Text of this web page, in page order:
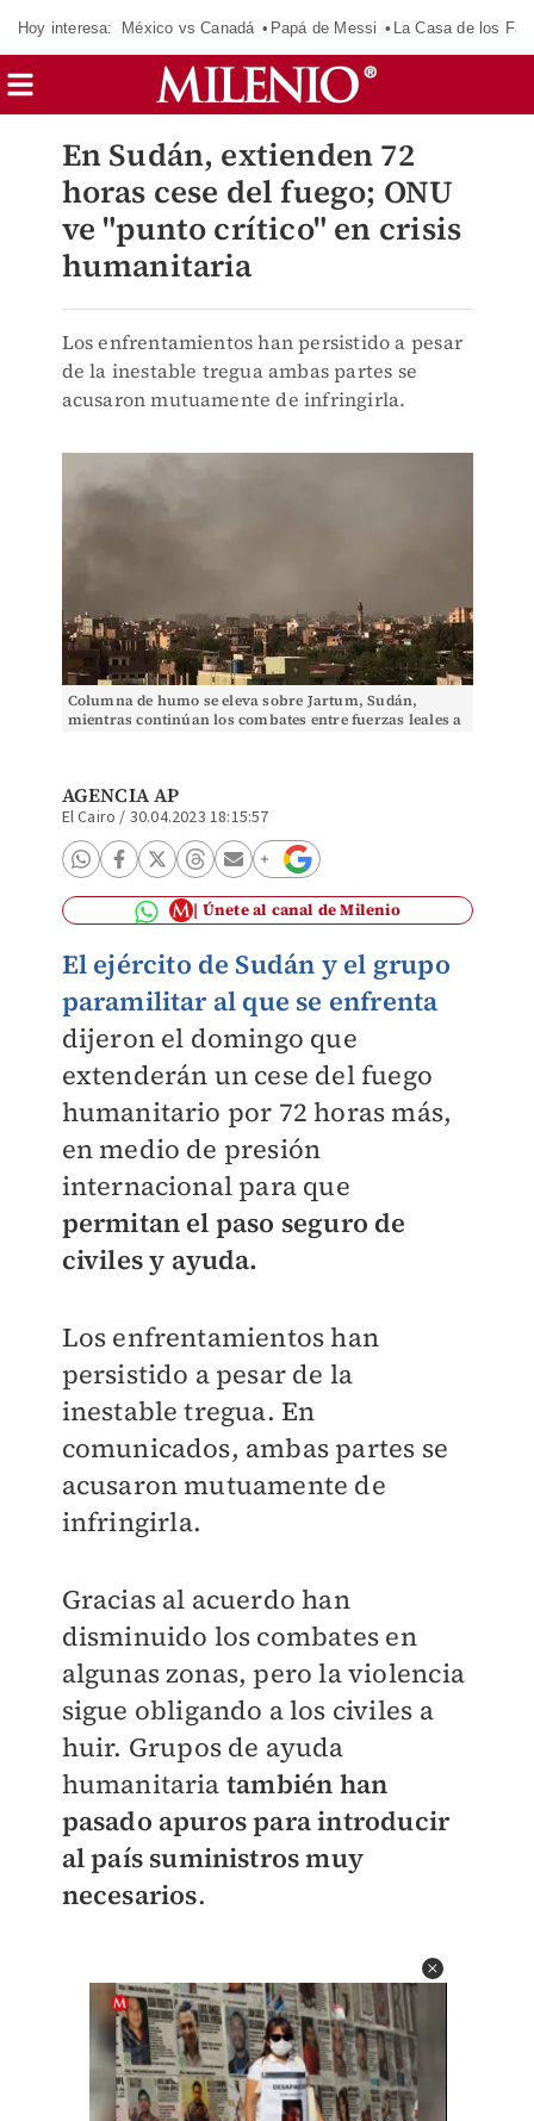
Hoy interesa: México vs Canadá Papá de Messi La Casa de los
En Sudán, extienden 72
horas cese del fuego; ONU
ve "punto crítico" en crisis
humanitaria
Los enfrentamientos han persistido a pesar
de la inestable tregua ambas partes se
acusaron mutuamente de infringirla.
Columna de humo se eleva sobre Jartum, Sudán,
mientras continúan los combates entre fuerzas leales a
AGENCIA AP
El Cairo / 30.04.2023 18:15:57
Únete al canal de Milenio
El ejército de Sudán y el grupo
paramilitar al que se enfrenta
dijeron el domingo que
extenderán un cese del fuego
humanitario por 72 horas más,
en medio de presión
internacional para que
permitan el paso seguro de
civiles y ayuda.
Los enfrentamientos han
persistido a pesar de la
inestable tregua.En
comunicados, ambas partes se
acusaron mutuamente de
infringirla.
Gracias al acuerdo han
disminuido los combates en
algunas zonas, pero la violencia
sigue obligando a los civiles a
huir. Grupos de ayuda
humanitaria también han
pasado apuros para introducir
al país suministros muy
necesarios.